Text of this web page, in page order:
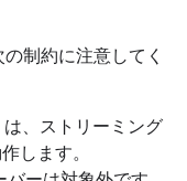
制約に注意してく
は、ストリーミング
します。